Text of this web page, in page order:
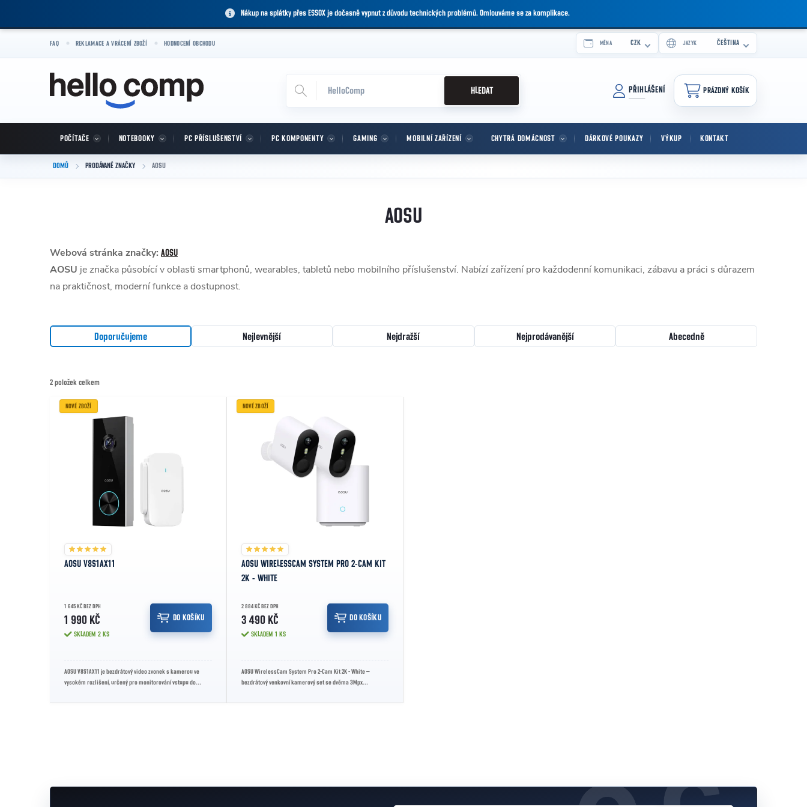
Nákup na splátky přes ESSOX je dočasně vypnut z důvodu technických problémů. Omlouváme se za komplikace.
FAQ REKLAMACE A VRÁCENÍ ZBOŽÍ HODNOCENÍ OBCHODU MĚNA CZK JAZYK ČEŠTINA
HLEDAT PŘIHLÁŠENÍ
NÁKUPNÍ KOŠÍK
PRÁZDNÝ KOŠÍK
POČÍTAČE NOTEBOOKY PC PŘÍSLUŠENSTVÍ PC KOMPONENTY GAMING MOBILNÍ ZAŘÍZENÍ CHYTRÁ DOMÁCNOST DÁRKOVÉ POUKAZY VÝKUP KONTAKT
DOMŮ PRODÁVANÉ ZNAČKY AOSU
AOSU
Webová stránka značky: AOSU
AOSU je značka působící v oblasti smartphonů, wearables, tabletů nebo mobilního příslušenství. Nabízí zařízení pro každodenní komunikaci, zábavu a práci s důrazem
na praktičnost, moderní funkce a dostupnost.
Řazení produktů
Doporučujeme Nejlevnější Nejdražší Nejprodávanější Abecedně
2 položek celkem
Výpis produktů
NOVÉ ZBOŽÍ
AOSU V8S1AX11
1 645 KČ BEZ DPH
1 990 KČ
SKLADEM 2 KS
DO KOŠÍKU
AOSU V8S1AX11 je bezdrátový video zvonek s kamerou ve
vysokém rozlišení, určený pro monitorování vstupu do
NOVÉ ZBOŽÍ
AOSU WIRELESSCAM SYSTEM PRO 2-CAM KIT
2K - WHITE
2 884 KČ BEZ DPH
3 490 KČ
SKLADEM 1 KS
DO KOŠÍKU
AOSU WirelessCam System Pro 2-Cam Kit 2K - White –
bezdrátový venkovní kamerový set se dvěma 3Mpx